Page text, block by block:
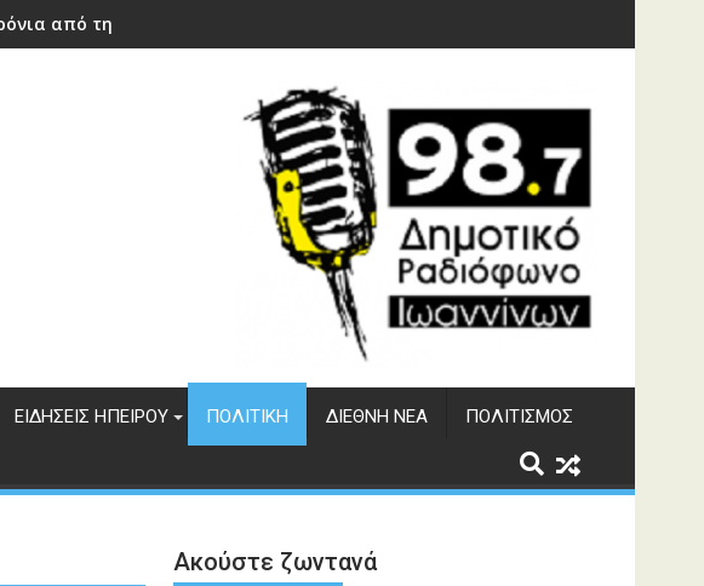
από την ίδρυση του ΔΣΕ
ΕΙΔΉΣΕΙΣ ΗΠΕΊΡΟΥ ΠΟΛΙΤΙΚΉ ΔΙΕΘΝΉ ΝΈΑ ΠΟΛΙΤΙΣΜΌΣ
Ακούστε ζωντανά